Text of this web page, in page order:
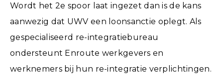
Wordt het 2e spoor laat ingezet dan is de kans
aanwezig dat UWV een loonsanctie oplegt. Als
gespecialiseerd re-integratiebureau
ondersteunt Enroute werkgevers en
werknemers bij hun re-integratie verplichtingen.